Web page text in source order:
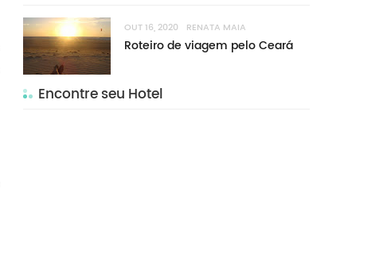
OUT 16, 2020 RENATA MAIA
Roteiro de viagem pelo Ceará
Encontre seu Hotel